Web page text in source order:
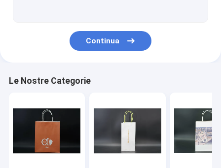
manica della tazza di caffè
Continua
Le Nostre Categorie